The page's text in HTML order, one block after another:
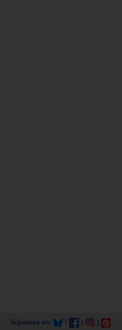
Síguenos en: